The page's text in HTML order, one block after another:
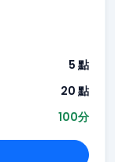
5 點
20 點
100分